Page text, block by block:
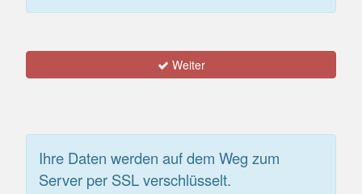
Weiter
Ihre Daten werden auf dem Weg zum
Server per SSL verschlüsselt.